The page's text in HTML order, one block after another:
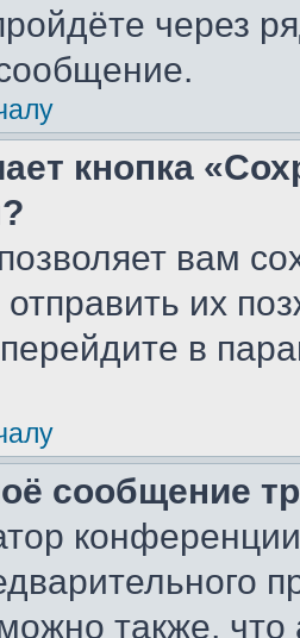
через
кнопка
вам
отправить их
в
сообщение
также, что